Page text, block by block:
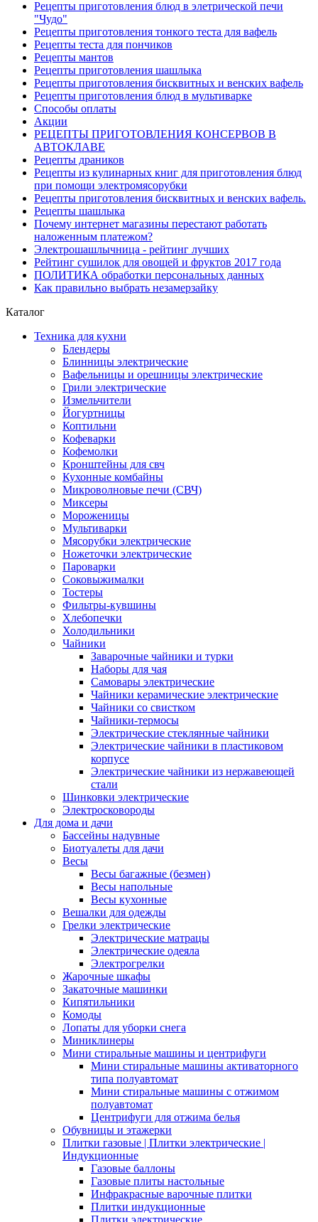
Рецепты приготовления блюд в элетрической печи
"Чудо"
Рецепты приготовления тонкого теста для вафель
Рецепты теста для пончиков
Рецепты мантов
Рецепты приготовления шашлыка
Рецепты приготовления бисквитных и венских вафель
Рецепты приготовления блюд в мультиварке
Способы оплаты
Акции
РЕЦЕПТЫ ПРИГОТОВЛЕНИЯ КОНСЕРВОВ В
АВТОКЛАВЕ
Рецепты драников
Рецепты из кулинарных книг для приготовления блюд
при помощи электромясорубки
Рецепты приготовления бисквитных и венских вафель.
Рецепты шашлыка
Почему интернет магазины перестают работать
наложенным платежом?
Электрошашлычница - рейтинг лучших
Рейтинг сушилок для овощей и фруктов 2017 года
ПОЛИТИКА обработки персональных данных
Как правильно выбрать незамерзайку
Каталог
Техника для кухни
Блендеры
Блинницы электрические
Вафельницы и орешницы электрические
Грили электрические
Измельчители
Йогуртницы
Коптильни
Кофеварки
Кофемолки
Кронштейны для свч
Кухонные комбайны
Микроволновые печи (СВЧ)
Миксеры
Мороженицы
Мультиварки
Мясорубки электрические
Ножеточки электрические
Пароварки
Соковыжималки
Тостеры
Фильтры-кувшины
Хлебопечки
Холодильники
Чайники
Заварочные чайники и турки
Наборы для чая
Самовары электрические
Чайники керамические электрические
Чайники со свистком
Чайники-термосы
Электрические стеклянные чайники
Электрические чайники в пластиковом
корпусе
Электрические чайники из нержавеющей
стали
Шинковки электрические
Электросковороды
Для дома и дачи
Бассейны надувные
Биотуалеты для дачи
Весы
Весы багажные (безмен)
Весы напольные
Весы кухонные
Вешалки для одежды
Грелки электрические
Электрические матрацы
Электрические одеяла
Электрогрелки
Жарочные шкафы
Закаточные машинки
Кипятильники
Комоды
Лопаты для уборки снега
Миниклинеры
Мини стиральные машины и центрифуги
Мини стиральные машины активаторного
типа полуавтомат
Мини стиральные машины с отжимом
полуавтомат
Центрифуги для отжима белья
Обувницы и этажерки
Плитки газовые | Плитки электрические |
Индукционные
Газовые баллоны
Газовые плиты настольные
Инфракрасные варочные плитки
Плитки индукционные
Плитки электрические